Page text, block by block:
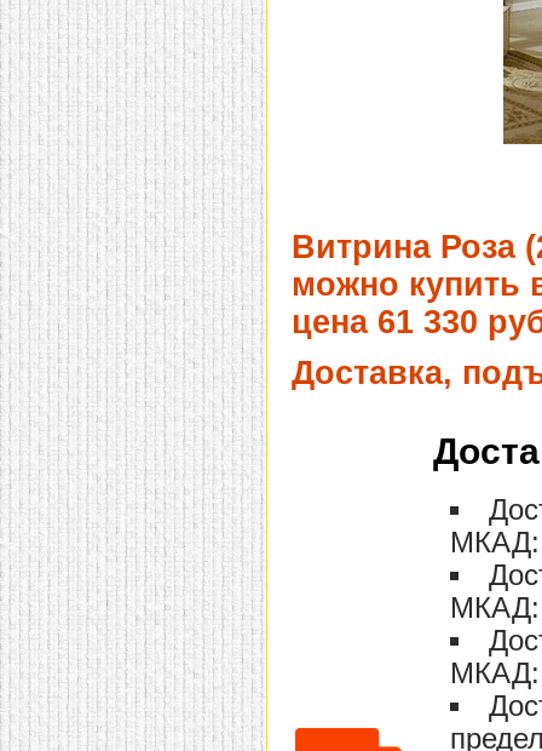
домашнем использовании.
Эта мебель имеет
некоторые преимущества
перед той же стенкой для
гостиной, к примеру,
поскольку она более
легкая и не загромождает
пространство. В спальне
этот предмет можно
поставить у изголовья
кровати, чтобы заполнить
пустующее там
место. Также стеллажи
очень часто используют в
качестве разграничителей
комнаты, например, на
рабочую зону и
пространство для отдыха.
Особенно это актуально
для однокомнатных
квартир.
Витрина Роза
можно купить
цена 61 330
Доставка,
МКАД:
МКАД:
МКАД: